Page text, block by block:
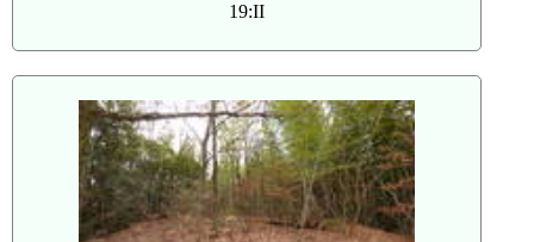
19:II